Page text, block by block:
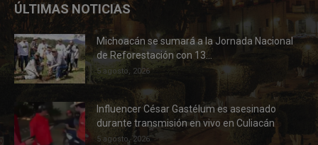
ÚLTIMAS NOTICIAS
Michoacán se sumará a la Jornada Nacional
de Reforestación con 13...
5 agosto, 2026
Influencer César Gastélum es asesinado
durante transmisión en vivo en Culiacán
5 agosto, 2026